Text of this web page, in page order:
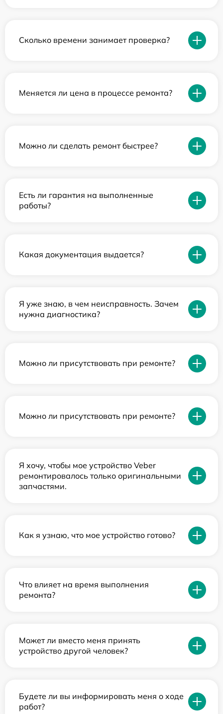
Сколько времени занимает проверка?
Меняется ли цена в процессе ремонта?
Можно ли сделать ремонт быстрее?
Есть ли гарантия на выполненные
работы?
Какая документация выдается?
Я уже знаю, в чем неисправность. Зачем
нужна диагностика?
Можно ли присутствовать при ремонте?
Можно ли присутствовать при ремонте?
Я хочу, чтобы мое устройство Veber
ремонтировалось только оригинальными
запчастями.
Как я узнаю, что мое устройство готово?
Что влияет на время выполнения
ремонта?
Может ли вместо меня принять
устройство другой человек?
Будете ли вы информировать меня о ходе
работ?